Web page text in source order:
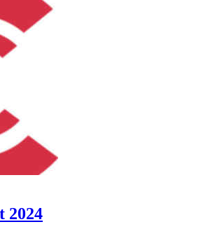
2024